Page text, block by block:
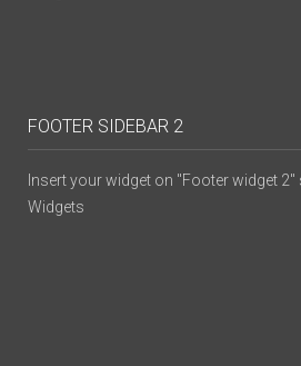
FOOTER SIDEBAR 2
Insert your widget on "Footer widget
Widgets